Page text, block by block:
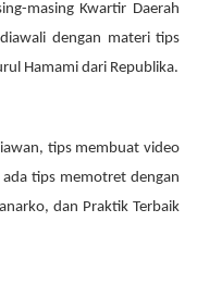
masing Kwartir Daerah
dengan materi tips
Hamami dari Republika.
tips membuat video
tips memotret dengan
dan Praktik Terbaik